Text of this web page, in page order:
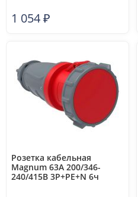
1 054₽
Розетка кабельная
Magnum 63А 200/346-
240/415В 3Р+РЕ+N 6ч